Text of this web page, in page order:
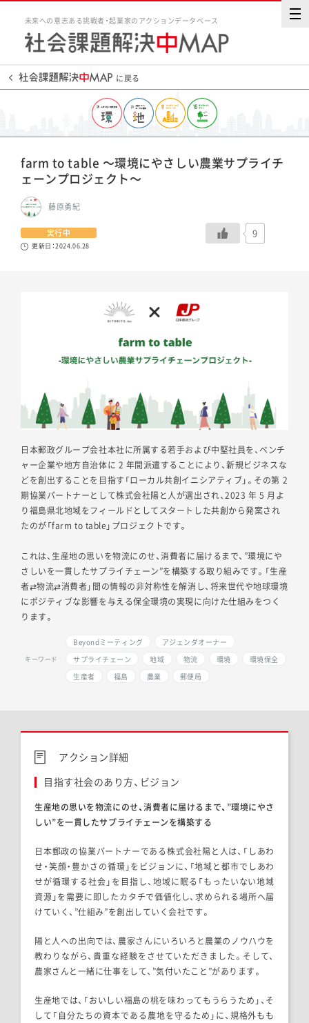
未来への意志ある挑戦者・起業家のアクションデータベース
に戻る
farm to table 〜環境にやさしい農業サプライチ
ェーンプロジェクト〜
藤原勇紀
実行中
更新日：2024.06.28
9
日本郵政グループ会社本社に所属する若手および中堅社員を、ベンチ
ャー企業や地方自治体に 2 年間派遣することにより、新規ビジネスな
どを創出することを目指す「ローカル共創イニシアティブ」。その第 2
期協業パートナーとして株式会社陽と人が選出され、2023 年 5 月よ
り福島県北地域をフィールドとしてスタートした共創から発案され
たのが「farm to table」プロジェクトです。
これは、生産地の思いを物流にのせ、消費者に届けるまで、”環境にや
さしいを一貫したサプライチェーン”を構築する取り組みです。「生産
者⇄物流⇄消費者」間の情報の非対称性を解消し、将来世代や地球環境
にポジティブな影響を与える保全環境の実現に向けた仕組みをつく
ります。
キーワード
Beyondミーティング
アジェンダオーナー
サプライチェーン
地域 物流 環境
環境保全
生産者
福島 農業 郵便局
アクション詳細
目指す社会のあり方、ビジョン
生産地の思いを物流にのせ、消費者に届けるまで、 ”環境にやさ
しい”を一貫したサプライチェーンを構築する
日本郵政の協業パートナーである株式会社陽と人は、「しあわ
せ・笑顔・豊かさの循環」をビジョンに、「地域と都市でしあわ
せが循環する社会」を目指し、地域に眠る「もったいない地域
資源」を需要に即したカタチで価値化し、求められる場所へ届
けていく、”仕組み”を創出していく会社です。
陽と人への出向では、農家さんにいろいろと農業のノウハウを
教わりながら、貴重な経験をさせていただきました。そして、
農家さんと一緒に仕事をして、”気付いたこと”があります。
生産地では、「おいしい福島の桃を味わってもうらうため」、そ
して「自分たちの資本である農地を守るため」に、規格外もも